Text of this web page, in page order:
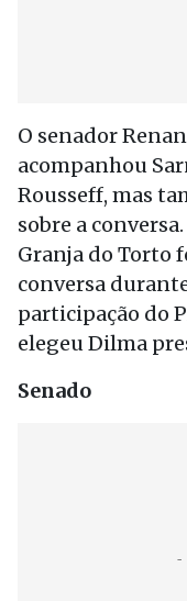
O senador
acompanhou
Rousseff, mas
sobre a
Granja do Torto
conversa
participação do
elegeu Dilma
Senado